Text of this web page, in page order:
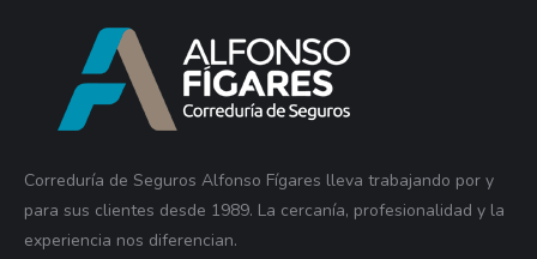
Correduría de Seguros Alfonso Fígares lleva trabajando por y
para sus clientes desde 1989. La cercanía, profesionalidad y la
experiencia nos diferencian.